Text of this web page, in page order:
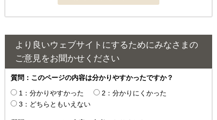
より良いウェブサイトにするためにみなさまの
ご意見をお聞かせください
質問：このページの内容は分かりやすかったですか？
1：分かりやすかった
2：分かりにくかった
3：どちらともいえない